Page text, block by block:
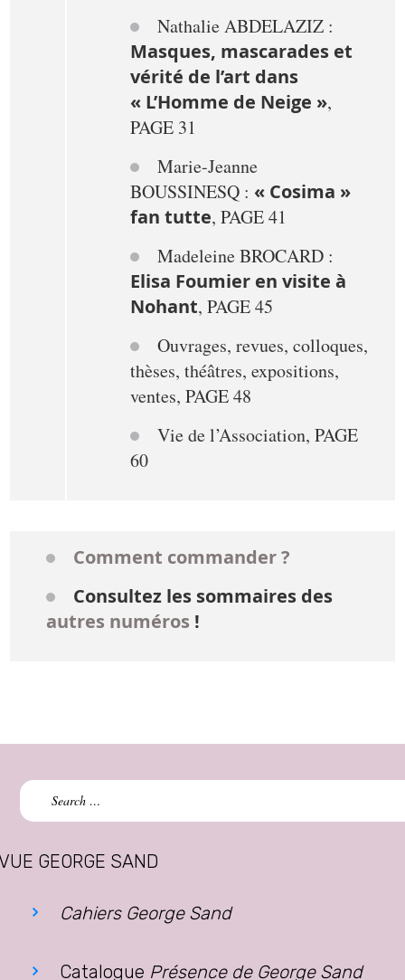
Nathalie ABDELAZIZ :
Masques, mascarades et
vérité de l’art dans
« L’Homme de Neige »,
PAGE 31
Marie-Jeanne
BOUSSINESQ : « Cosima »
fan tutte, PAGE 41
Madeleine BROCARD :
Elisa Foumier en visite à
Nohant, PAGE 45
Ouvrages, revues, colloques,
thèses, théâtres, expositions,
ventes, PAGE 48
Vie de l’Association, PAGE
60
Comment commander ?
Consultez les sommaires des
autres numéros !
Search
for:
GEORGE SAND
Cahiers George Sand
Catalogue Présence de George Sand